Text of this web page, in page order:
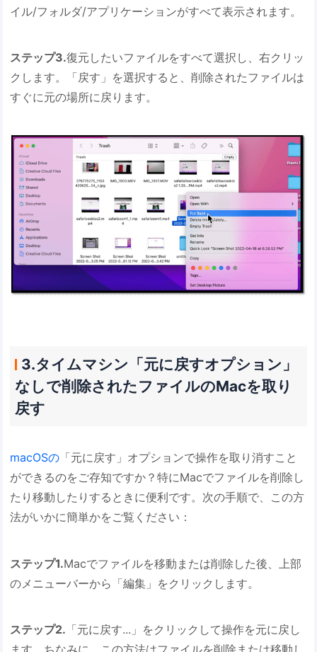
イル/フォルダ/アプリケーションがすべて表示されます。
ステップ3.復元したいファイルをすべて選択し、右クリッ
クします。「戻す」を選択すると、削除されたファイルは
すぐに元の場所に戻ります。
3.タイムマシン「元に戻すオプション」
なしで削除されたファイルのMacを取り
戻す
macOSの 「元に戻す」オプションで操作を取り消すこと
ができるのをご存知ですか？特にMacでファイルを削除し
たり移動したりするときに便利です。次の手順で、この方
法がいかに簡単かをご覧ください：
ステップ1.Macでファイルを移動または削除した後、上部
のメニューバーから「編集」をクリックします。
ステップ2. 「元に戻す...」をクリックして操作を元に戻し